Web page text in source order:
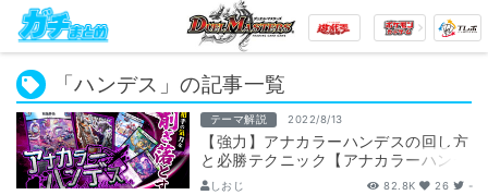
「ハンデス」の記事一覧
テーマ解説 2022/8/13
【強力】アナカラーハンデスの回し方
と必勝テクニック【アナカラーハンデ
ス】
しおじ 82.8K 26 -